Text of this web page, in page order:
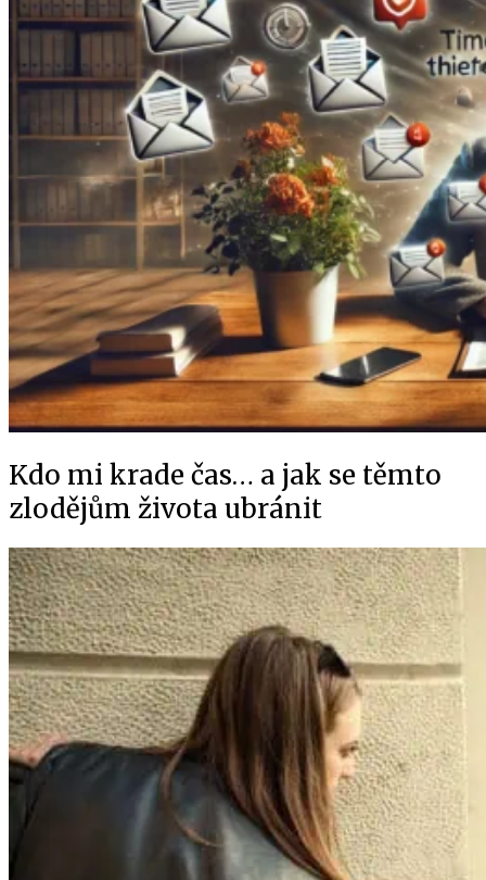
Kdo mi krade čas… a jak se těmto
zlodějům života ubránit